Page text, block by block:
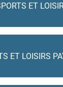
ET
ET LOISIRS